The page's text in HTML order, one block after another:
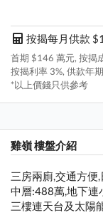
按揭每月供款
首期 $146 萬元, 按揭
按揭利率 3%, 供款年
*以上價錢只供參考
雞嶺 樓盤介紹
三房兩廁,交通方便
中層:488萬,地下連
三樓連天台及太陽